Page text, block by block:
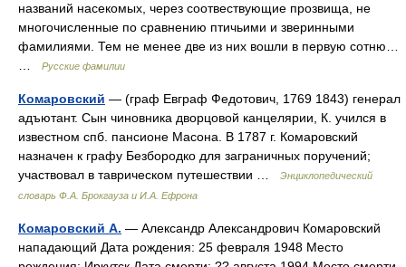
названий насекомых, через соотвествующие прозвища, не
многочисленные по сравнению птичьими и зверинными
фамилиями. Тем не менее две из них вошли в первую сотню…
Русские фамилии
Комаровский — (граф Евграф Федотович, 1769 1843) генерал
адъютант. Сын чиновника дворцовой канцелярии, К. учился в
известном спб. пансионе Масона. В 1787 г. Комаровский
назначен к графу Безбородко для заграничных поручений;
участвовал в таврическом путешествии …
Энциклопедический
словарь Ф.А. Брокгауза и И.А. Ефрона
Комаровский А. — Александр Александрович Комаровский
нападающий Дата рождения: 25 февраля 1948 Место